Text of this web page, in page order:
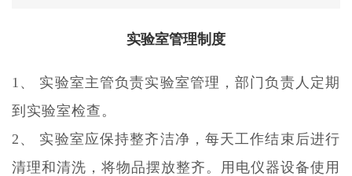
实验室管理制度
1、 实验室主管负责实验室管理，部门负责人定期
到实验室检查。
2、 实验室应保持整齐洁净，每天工作结束后进行
清理和清洗，将物品摆放整齐。用电仪器设备使用